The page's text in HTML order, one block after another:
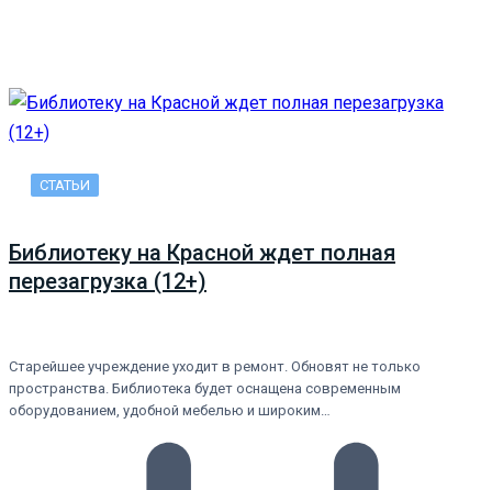
СТАТЬИ
Библиотеку на Красной ждет полная
перезагрузка (12+)
Старейшее учреждение уходит в ремонт. Обновят не только
пространства. Библиотека будет оснащена современным
оборудованием, удобной мебелью и широким…